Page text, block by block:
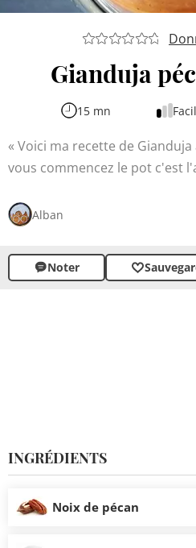
Gianduja
15 mn
Voici ma recette de Gianduja
vous commencez le pot c'est
Alban
Noter
INGRÉDIENTS
Noix de pécan